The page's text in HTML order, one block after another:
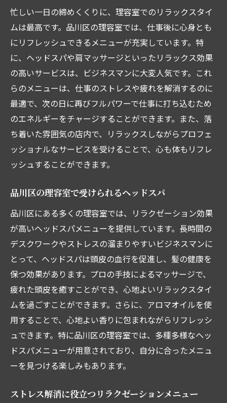
忙しい一日の締めくくりに、理容室でのリラックスタイ
ムは最高です。品川区の理容室では、仕事後に心身とも
にリフレッシュできるメニューが充実しています。特
に、ヘッドスパや肩マッサージといったリラックス効果
の高いサービスは、ビジネスマンに大変人気です。これ
らのメニューは、仕事のストレスや疲れを解消するのに
最適で、次の日に再びフルパワーで仕事に打ち込むため
のエネルギーをチャージすることができます。また、落
ち着いた雰囲気の店内で、リラックスしながらプロフェ
ッショナルなサービスを受けることで、心も体もリフレ
ッシュすることができます。
品川区の理容室で受けられるヘッドスパ
品川区にある多くの理容室では、リラクゼーション効果
が高いヘッドスパメニューを提供しています。長時間の
デスクワークやストレスの溜まりやすいビジネスマンに
とって、ヘッドスパは頭皮の血行を促進し、髪の健康を
保つ効果があります。プロの手技によるマッサージで、
疲れた頭皮を癒すことができ、心地よいリラックスタイ
ムを過ごすことができます。さらに、アロマオイルを使
用することで、心地よい香りに包まれながらリフレッシ
ュできます。特に品川区の理容室では、多種多様なヘッ
ドスパメニューが用意されており、自分に合ったメニュ
ーを見つける楽しみもあります。
ストレス解消に役立つリラクゼーションメニュー